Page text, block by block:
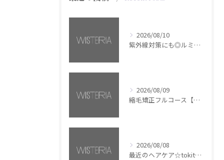
2026/08/10
紫外線対策にも◎ルミナススプレー【銀座・美容室WISTERIA】
2026/08/09
縮毛矯正フルコース【銀座・美容室WISTERIA】
2026/08/08
最近のヘアケア☆tokita【銀座・美容室WISTERIA】